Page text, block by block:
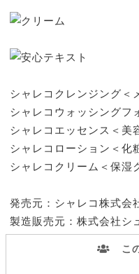
シャレコクレンジング＜
シャレコウォッシングフ
シャレコエッセンス＜美
シャレコローション＜化
シャレコクリーム＜保湿
発売元：シャレコ株式会
製造販売元：株式会社シ
こ